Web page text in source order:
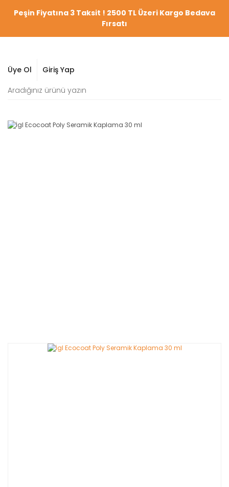
Peşin Fiyatına 3 Taksit ! 2500 TL Üzeri Kargo Bedava
Fırsatı
Üye Ol Giriş Yap